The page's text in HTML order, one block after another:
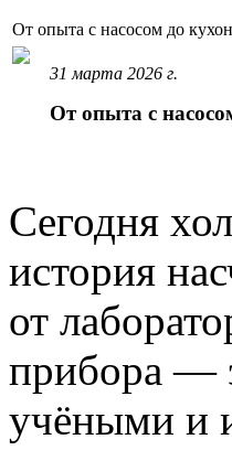
От опыта с насосом до
31 марта 2026 г.
От опыта с
Сегодня
история
от
прибора —
учёными и